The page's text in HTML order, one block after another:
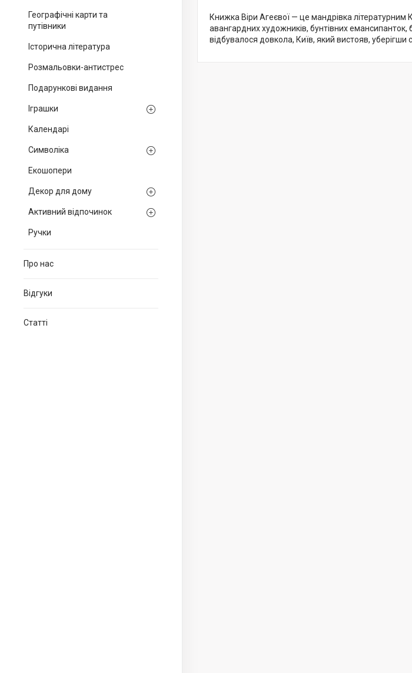
Географічні карти та
путівники
Історична література
Розмальовки-антистрес
Подарункові видання
Іграшки
Календарі
Символіка
Екошопери
Декор для дому
Активний відпочинок
Ручки
Про нас
Відгуки
Статті
Книжка Віри Агеєвої — це мандрівка
авангардних художників, бунтівних
відбувалося довкола, Київ, який вистояв, уберігши